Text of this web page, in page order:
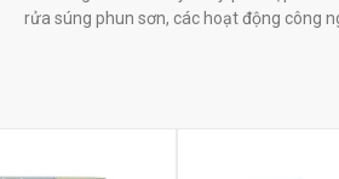
rửa súng phun sơn, các hoạt động công